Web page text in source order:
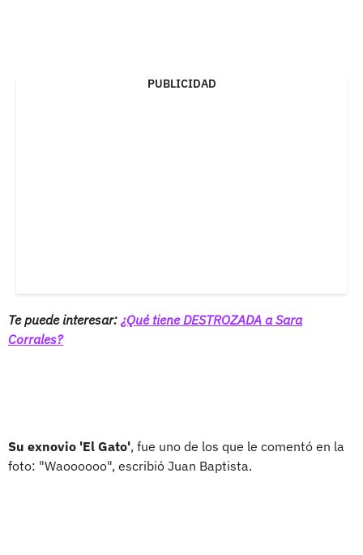
PUBLICIDAD
Te puede interesar: ¿Qué tiene DESTROZADA a Sara
Corrales?
Su exnovio 'El Gato', fue uno de los que le comentó en la
foto: "Waoooooo", escribió Juan Baptista.